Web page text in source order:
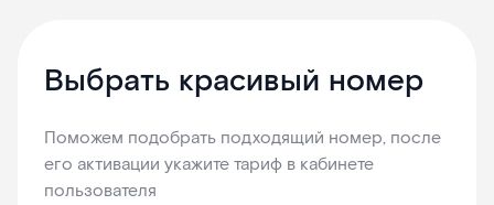
Выбрать красивый номер
Поможем подобрать подходящий номер, после
его активации укажите тариф в кабинете
пользователя